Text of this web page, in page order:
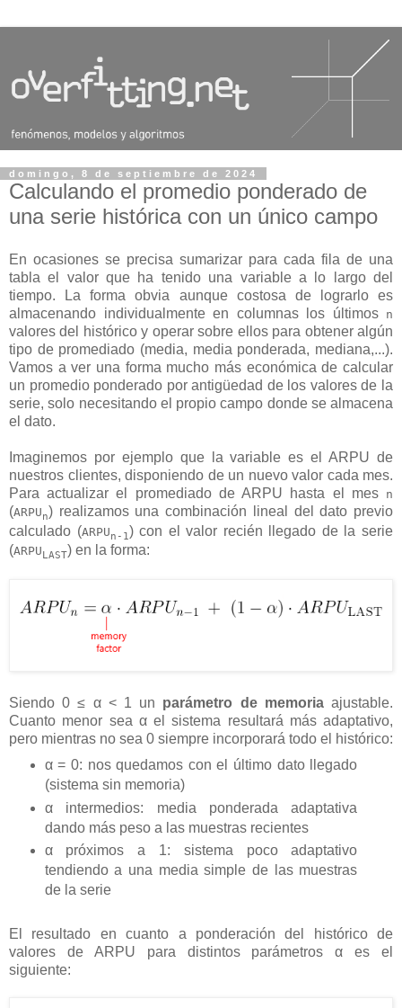
domingo, 8 de septiembre de 2024
Calculando el promedio ponderado de
una serie histórica con un único campo
En ocasiones se precisa sumarizar para cada fila de una
tabla el valor que ha tenido una variable a lo largo del
tiempo. La forma obvia aunque costosa de lograrlo es
almacenando individualmente en columnas los últimos n
valores del histórico y operar sobre ellos para obtener algún
tipo de promediado (media, media ponderada, mediana,...).
Vamos a ver una forma mucho más económica de calcular
un promedio ponderado por antigüedad de los valores de la
serie, solo necesitando el propio campo donde se almacena
el dato.
Imaginemos por ejemplo que la variable es el ARPU de
nuestros clientes, disponiendo de un nuevo valor cada mes.
Para actualizar el promediado de ARPU hasta el mes n
(ARPUn) realizamos una combinación lineal del dato previo
calculado (ARPUn-1) con el valor recién llegado de la serie
(ARPULAST) en la forma:
Siendo 0 ≤ α < 1 un parámetro de memoriaajustable.
Cuanto menor sea α el sistema resultará más adaptativo,
pero mientras no sea 0 siempre incorporará todo el histórico:
α = 0: nos quedamos con el último dato llegado
(sistema sin memoria)
α intermedios: media ponderada adaptativa
dando más peso a las muestras recientes
α próximos a 1: sistema poco adaptativo
tendiendo a una media simple de las muestras
de la serie
El resultado en cuanto a ponderación del histórico de
valores de ARPU para distintos parámetros α es el
siguiente: